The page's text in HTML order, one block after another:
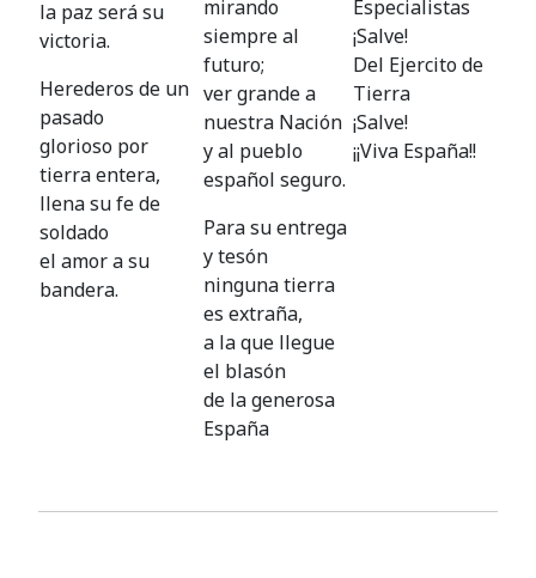
la paz será su
victoria.
Herederos de un
pasado
glorioso por
tierra entera,
llena su fe de
soldado
el amor a su
bandera.
mirando
siempre al
futuro;
ver grande a
nuestra Nación
y al pueblo
español seguro.
Para su entrega
y tesón
ninguna tierra
es extraña,
a la que llegue
el blasón
de la generosa
España
Especialistas
¡Salve!
Del Ejercito de
Tierra
¡Salve!
¡¡Viva España!!